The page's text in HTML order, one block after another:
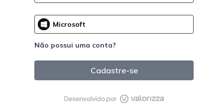
Não possui uma conta?